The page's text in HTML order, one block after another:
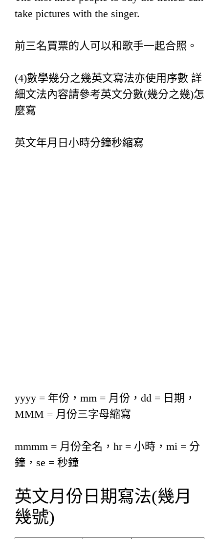
take pictures with the singer.
前三名買票的人可以和歌手一起合照。
(4)數學幾分之幾英文寫法亦使用序數 詳
細文法內容請參考英文分數(幾分之幾)怎
麼寫
英文年月日小時分鐘秒縮寫
yyyy = 年份，mm = 月份，dd = 日期，
MMM = 月份三字母縮寫
mmmm = 月份全名，hr = 小時，mi = 分
鐘，se = 秒鐘
英文月份日期寫法(幾月
幾號)